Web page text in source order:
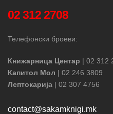
02 312 2708
Телефонски броеви:
Книжарница Центар | 02 312
Капитол Мол | 02 246 3809
Лептокарија | 02 307 4756
contact@sakamknigi.mk